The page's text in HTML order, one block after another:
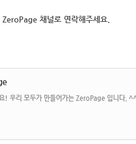
채널로 연락해주세요.
! 우리 모두가 만들어가는 ZeroPage 입니다.